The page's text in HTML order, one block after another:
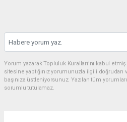
Yorum yazarak Topluluk Kuralları’nı kabul
sitesine yaptığınız yorumunuzla ilgili
başınıza üstleniyorsunuz. Yazılan tüm
sorumlu tutulamaz.